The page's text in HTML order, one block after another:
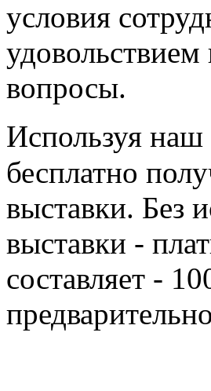
условия
вопросы.
Используя
бесплатно
выставки. Без
выставки -
составляет -